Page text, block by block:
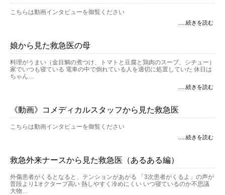
こちらは動画インタビューを御覧ください
.....続きを読む
娘から見た救急医の母
料理がうまい（金目鯛の煮つけ、トマトと豆腐と鶏肉のスープ、シチュー）
家でいつも寝ている 電車の中で倒れている人を適切に処置していた 休日は
ちゃん…
.....続きを読む
《動画》コメディカルスタッフから見た救急医
こちらは動画インタビューを御覧ください
.....続きを読む
救急外来ナースから見た救急医（あるある編）
外傷患者がくるとなると、テンションがあがる 「3次患者がくるよ」の声が
普段より1オクターブ高い 熱しやすく冷めにくい いつ寝ているのか不思議
大物…